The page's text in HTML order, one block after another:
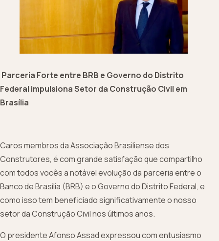
Parceria Forte entre BRB e Governo do Distrito
Federal impulsiona Setor da Construção Civil em
Brasília
Caros membros da Associação Brasiliense dos
Construtores, é com grande satisfação que compartilho
com todos vocês a notável evolução da parceria entre o
Banco de Brasília (BRB) e o Governo do Distrito Federal, e
como isso tem beneficiado significativamente o nosso
setor da Construção Civil nos últimos anos.
O presidente Afonso Assad expressou com entusiasmo